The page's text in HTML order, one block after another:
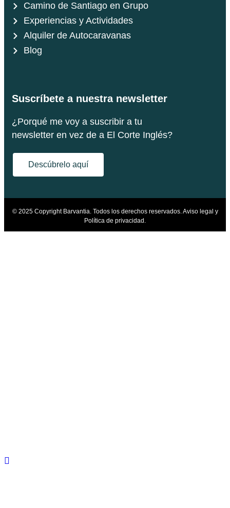
Camino de Santiago en Grupo
Experiencias y Actividades
Alquiler de Autocaravanas
Blog
Suscríbete a nuestra newsletter
¿Porqué me voy a suscribir a tu
newsletter en vez de a El Corte Inglés?
Descúbrelo aquí
© 2025 Copyright Barvantia. Todos los derechos reservados. Aviso legal y
Política de privacidad.